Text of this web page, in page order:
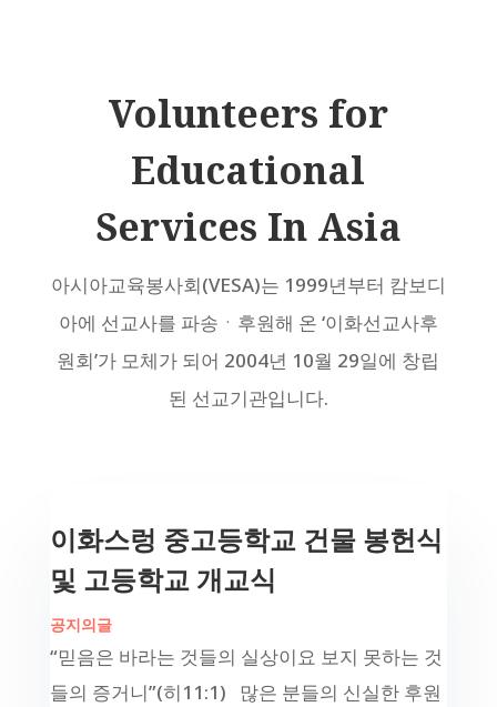
Volunteers for
Educational
Services In Asia
아시아교육봉사회(VESA)는 1999년부터 캄보디
아에 선교사를 파송ㆍ후원해 온 ‘이화선교사후
원회’가 모체가 되어 2004년 10월 29일에 창립
된 선교기관입니다.
이화스렁 중고등학교 건물 봉헌식
및 고등학교 개교식
공지의글
“믿음은 바라는 것들의 실상이요 보지 못하는 것
들의 증거니”(히11:1) 많은 분들의 신실한 후원